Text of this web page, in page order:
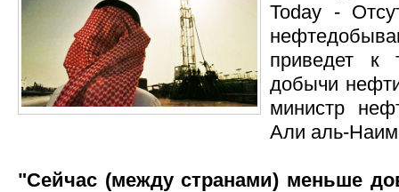
Today -
приведет к
добычи
министр
Али аль-
"Сейчас (между странами) меньше